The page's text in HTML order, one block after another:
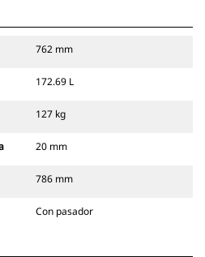
762 mm
172.69 L
127 kg
20 mm
786 mm
Con pasador